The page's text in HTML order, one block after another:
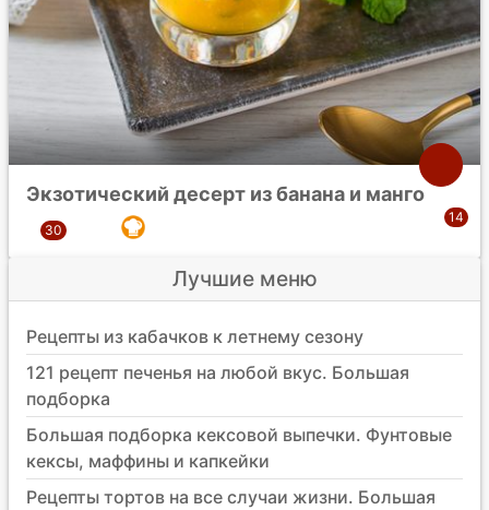
Экзотический десерт из банана и манго
Лучшие меню
Рецепты из кабачков к летнему сезону
121 рецепт печенья на любой вкус. Большая
подборка
Большая подборка кексовой выпечки. Фунтовые
кексы, маффины и капкейки
Рецепты тортов на все случаи жизни. Большая